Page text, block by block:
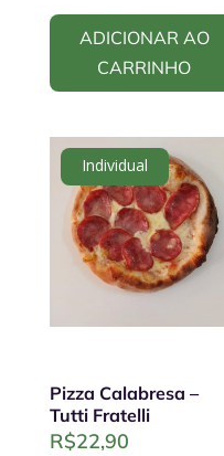
ADICIONAR AO
CARRINHO
Individual
Pizza Calabresa –
Tutti Fratelli
R$22,90